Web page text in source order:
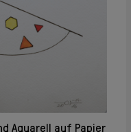
Aquarell auf Papier